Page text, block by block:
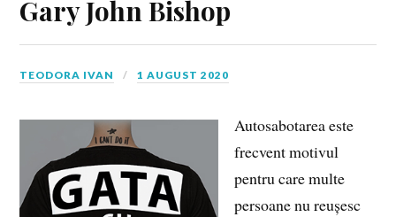
Gary John Bishop
TEODORA IVAN 1 AUGUST 2020
Autosabotarea este
frecvent motivul
pentru care multe
persoane nu reușesc